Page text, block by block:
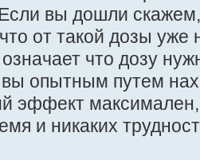
вы дошли
от такой дозы уже
что дозу
опытным путем
эффект
и никаких